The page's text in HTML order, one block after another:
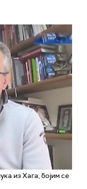
из Хага, бојим се